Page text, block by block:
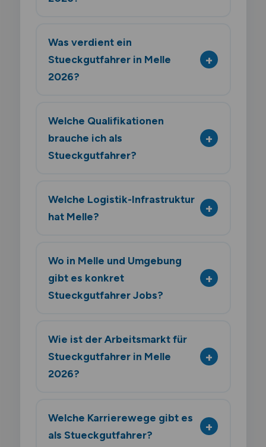
Was verdient ein
Stueckgutfahrer in Melle
2026?
Welche Qualifikationen
brauche ich als
Stueckgutfahrer?
Welche Logistik-Infrastruktur
hat Melle?
Wo in Melle und Umgebung
gibt es konkret
Stueckgutfahrer Jobs?
Wie ist der Arbeitsmarkt für
Stueckgutfahrer in Melle
2026?
Welche Karrierewege gibt es
als Stueckgutfahrer?